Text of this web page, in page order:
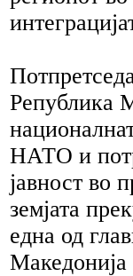
Република
НАТО и
јавност во
земјата
една од